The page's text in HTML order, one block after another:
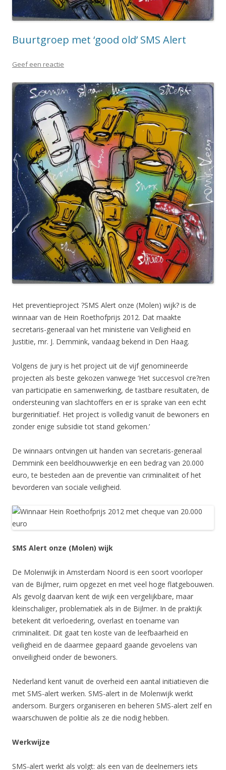
Buurtgroep met ‘good old’ SMS Alert
Geef een reactie
Het preventieproject ?SMS Alert onze (Molen) wijk? is de
winnaar van de Hein Roethofprijs 2012. Dat maakte
secretaris-generaal van het ministerie van Veiligheid en
Justitie, mr. J. Demmink, vandaag bekend in Den Haag.
Volgens de jury is het project uit de vijf genomineerde
projecten als beste gekozen vanwege ‘Het succesvol cre?ren
van participatie en samenwerking, de tastbare resultaten, de
ondersteuning van slachtoffers en er is sprake van een echt
burgerinitiatief. Het project is volledig vanuit de bewoners en
zonder enige subsidie tot stand gekomen.’
De winnaars ontvingen uit handen van secretaris-generaal
Demmink een beeldhouwwerkje en een bedrag van 20.000
euro, te besteden aan de preventie van criminaliteit of het
bevorderen van sociale veiligheid.
SMS Alert onze (Molen) wijk
De Molenwijk in Amsterdam Noord is een soort voorloper
van de Bijlmer, ruim opgezet en met veel hoge flatgebouwen.
Als gevolg daarvan kent de wijk een vergelijkbare, maar
kleinschaliger, problematiek als in de Bijlmer. In de praktijk
betekent dit verloedering, overlast en toename van
criminaliteit. Dit gaat ten koste van de leefbaarheid en
veiligheid en de daarmee gepaard gaande gevoelens van
onveiligheid onder de bewoners.
Nederland kent vanuit de overheid een aantal initiatieven die
met SMS-alert werken. SMS-alert in de Molenwijk werkt
andersom. Burgers organiseren en beheren SMS-alert zelf en
waarschuwen de politie als ze die nodig hebben.
Werkwijze
SMS-alert werkt als volgt: als een van de deelnemers iets